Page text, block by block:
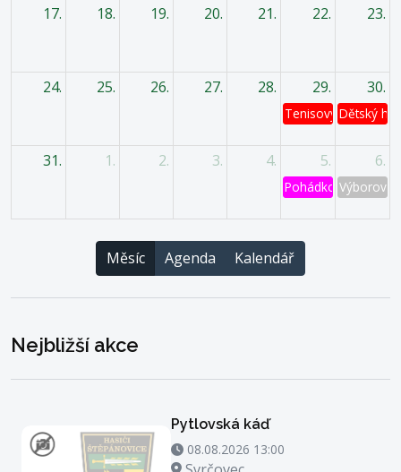
17. 18. 19. 20. 21. 22. 23.
24. 25. 26. 27. 28. 29.
Tenisový turnaj
30.
Dětský
31. 1. 2. 3. 4. 5.
Pohádkový les
6.
Výborová
Měsíc Agenda Kalendář
Nejbližší akce
Pytlovská káď
08.08.2026 13:00 - 08.08.2026 14:00
08.08.2026 13:00